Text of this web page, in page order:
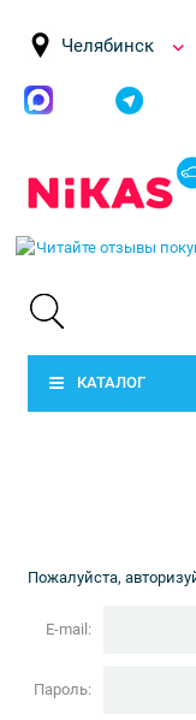
Челябинск
КАТАЛОГ
Пожалуйста,
E-mail:
Пароль: